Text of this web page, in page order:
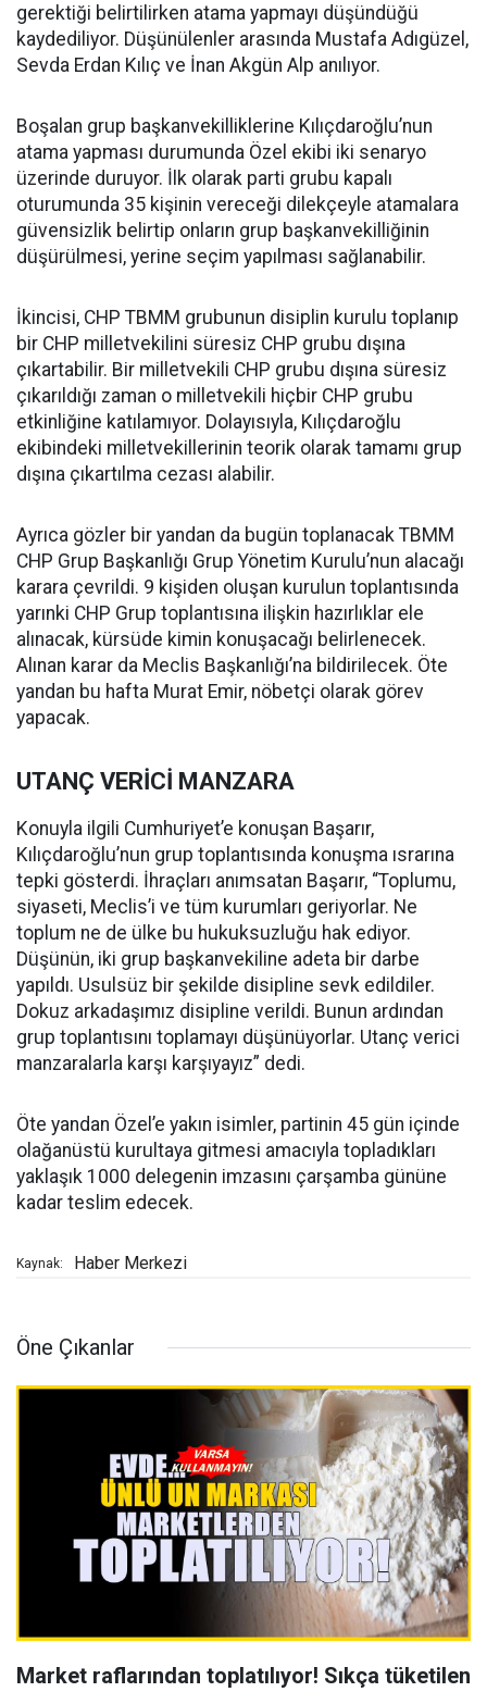
gerektiği belirtilirken atama yapmayı düşündüğü
kaydediliyor. Düşünülenler arasında Mustafa Adıgüzel,
Sevda Erdan Kılıç ve İnan Akgün Alp anılıyor.
Boşalan grup başkanvekilliklerine Kılıçdaroğlu’nun
atama yapması durumunda Özel ekibi iki senaryo
üzerinde duruyor. İlk olarak parti grubu kapalı
oturumunda 35 kişinin vereceği dilekçeyle atamalara
güvensizlik belirtip onların grup başkanvekilliğinin
düşürülmesi, yerine seçim yapılması sağlanabilir.
İkincisi, CHP TBMM grubunun disiplin kurulu toplanıp
bir CHP milletvekilini süresiz CHP grubu dışına
çıkartabilir. Bir milletvekili CHP grubu dışına süresiz
çıkarıldığı zaman o milletvekili hiçbir CHP grubu
etkinliğine katılamıyor. Dolayısıyla, Kılıçdaroğlu
ekibindeki milletvekillerinin teorik olarak tamamı grup
dışına çıkartılma cezası alabilir.
Ayrıca gözler bir yandan da bugün toplanacak TBMM
CHP Grup Başkanlığı Grup Yönetim Kurulu’nun alacağı
karara çevrildi. 9 kişiden oluşan kurulun toplantısında
yarınki CHP Grup toplantısına ilişkin hazırlıklar ele
alınacak, kürsüde kimin konuşacağı belirlenecek.
Alınan karar da Meclis Başkanlığı’na bildirilecek. Öte
yandan bu hafta Murat Emir, nöbetçi olarak görev
yapacak.
UTANÇ VERİCİ MANZARA
Konuyla ilgili Cumhuriyet’e konuşan Başarır,
Kılıçdaroğlu’nun grup toplantısında konuşma ısrarına
tepki gösterdi. İhraçları anımsatan Başarır, “Toplumu,
siyaseti, Meclis’i ve tüm kurumları geriyorlar. Ne
toplum ne de ülke bu hukuksuzluğu hak ediyor.
Düşünün, iki grup başkanvekiline adeta bir darbe
yapıldı. Usulsüz bir şekilde disipline sevk edildiler.
Dokuz arkadaşımız disipline verildi. Bunun ardından
grup toplantısını toplamayı düşünüyorlar. Utanç verici
manzaralarla karşı karşıyayız” dedi.
Öte yandan Özel’e yakın isimler, partinin 45 gün içinde
olağanüstü kurultaya gitmesi amacıyla topladıkları
yaklaşık 1000 delegenin imzasını çarşamba gününe
kadar teslim edecek.
Kaynak: Haber Merkezi
Öne Çıkanlar
Market raflarından toplatılıyor! Sıkça tüketilen